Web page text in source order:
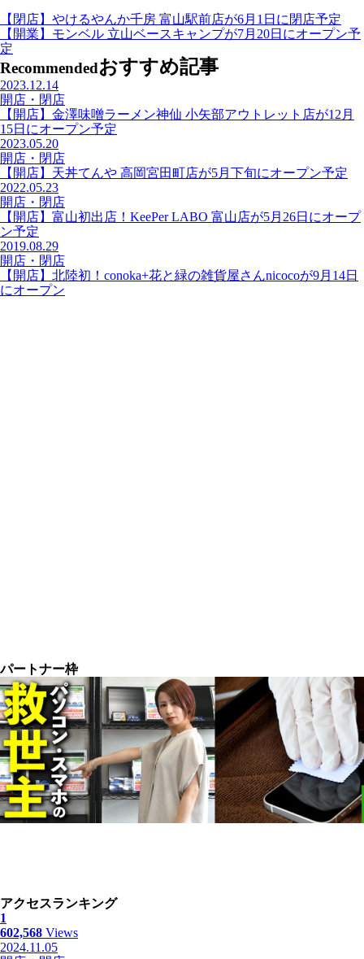
【閉店】やけるやんか千房 富山駅前店が6月1日に閉店予定
【開業】モンベル 立山ベースキャンプが7月20日にオープン予
定
Recommendedおすすめ記事
2023.12.14
開店・閉店
【開店】金澤味噌ラーメン神仙 小矢部アウトレット店が12月
15日にオープン予定
2023.05.20
開店・閉店
【開店】天丼てんや 高岡宮田町店が5月下旬にオープン予定
2022.05.23
開店・閉店
【開店】富山初出店！KeePer LABO 富山店が5月26日にオープ
ン予定
2019.08.29
開店・閉店
【開店】北陸初！conoka+花と緑の雑貨屋さんnicocoが9月14日
にオープン
パートナー枠
アクセスランキング
1
602,568 Views
2024.11.05